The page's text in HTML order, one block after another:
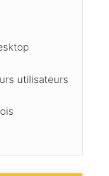
utilisateurs